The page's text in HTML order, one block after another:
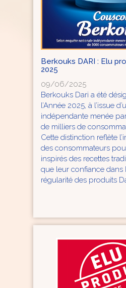
Berkouks DARI : Elu
2025
09/06/2025
Berkouks Dari a été
l’Année 2025, à l’issue
indépendante menée
de milliers de
Cette distinction reflète
des consommateurs
inspirés des recettes
que leur confiance dans
régularité des produits